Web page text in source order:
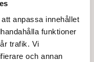
anpassa innehållet
funktioner
trafik. Vi
och annan
kr
Lägg till i varukorg